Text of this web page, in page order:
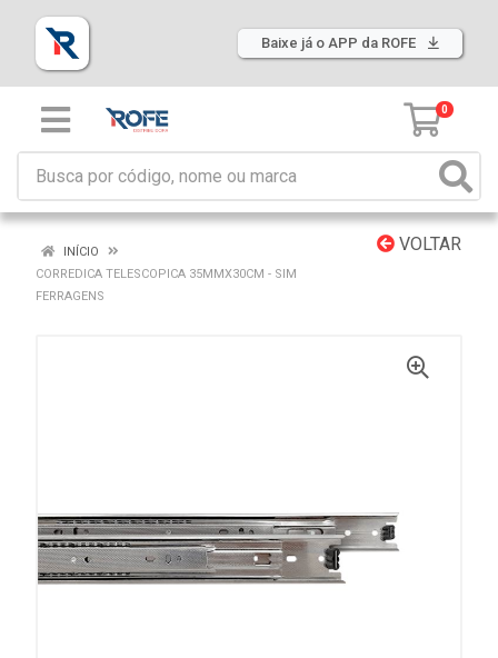
Baixe já o APP da ROFE
0
VOLTAR
INÍCIO
CORREDICA TELESCOPICA 35MMX30CM - SIM
FERRAGENS